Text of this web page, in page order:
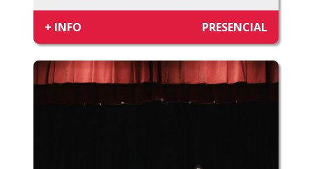
+ INFO PRESENCIAL